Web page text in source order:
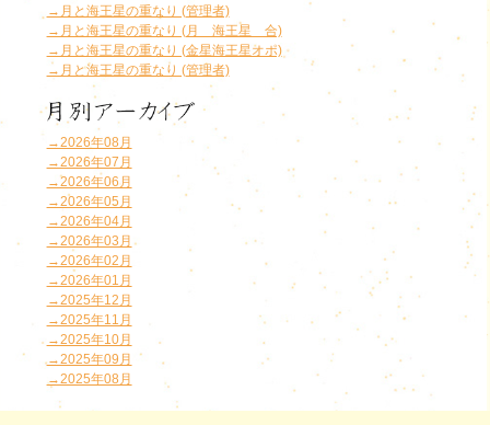
→月と海王星の重なり (管理者)
→月と海王星の重なり (月 海王星 合)
→月と海王星の重なり (金星海王星オポ)
→月と海王星の重なり (管理者)
→2026年08月
→2026年07月
→2026年06月
→2026年05月
→2026年04月
→2026年03月
→2026年02月
→2026年01月
→2025年12月
→2025年11月
→2025年10月
→2025年09月
→2025年08月